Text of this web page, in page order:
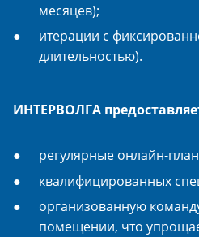
месяцев);
итерации с
длительностью).
ИНТЕРВОЛГА
регулярные онлайн-
квалифицированных
организованную
помещении, что